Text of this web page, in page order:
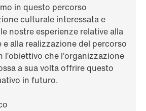
in questo percorso
culturale interessata e
nostre esperienze relative alla
alla realizzazione del percorso
che l’organizzazione
a sua volta offrire questo
in futuro.